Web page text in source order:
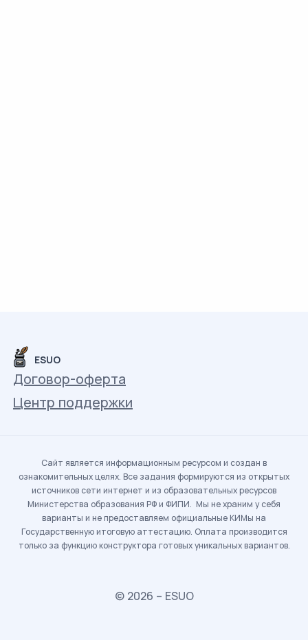
ESUO
Договор-оферта
Центр поддержки
Сайт является информационным ресурсом и создан в
ознакомительных целях. Все задания формируются из открытых
источников сети интернет и из образовательных ресурсов
Министерства образования РФ и ФИПИ. Мы не храним у себя
варианты и не предоставляем официальные КИМы на
Государственную итоговую аттестацию. Оплата производится
только за функцию конструктора готовых уникальных вариантов.
© 2026 – ESUO